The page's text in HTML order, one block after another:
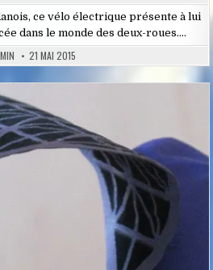
ce vélo électrique présente à lui
dans le monde des deux-roues….
21 MAI 2015